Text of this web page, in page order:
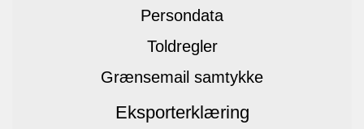
Persondata
Toldregler
Grænsemail samtykke
Eksporterklæring